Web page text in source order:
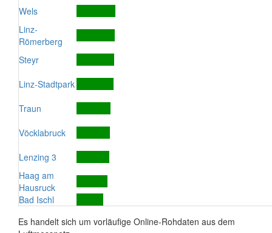
Wels
Linz-
Römerberg
Steyr
Linz-Stadtpark
Traun
Vöcklabruck
Lenzing 3
Haag am
Hausruck
Bad Ischl
Es handelt sich um vorläufige Online-Rohdaten aus dem